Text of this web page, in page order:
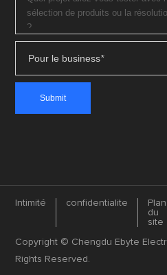
Pour le business*
Intimité confidentialite
Plan
du
site
Copyright © Chengdu Ebyte
Rights Reserved.